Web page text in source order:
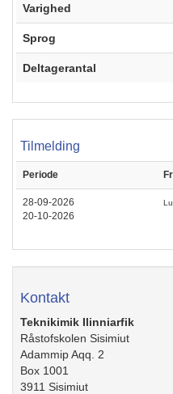
Varighed
Sprog
Deltagerantal
Tilmelding
Periode
28-09-2026
20-10-2026
Kontakt
Teknikimik Ilinniarfik
Råstofskolen Sisimiut
Adammip Aqq. 2
Box 1001
3911 Sisimiut